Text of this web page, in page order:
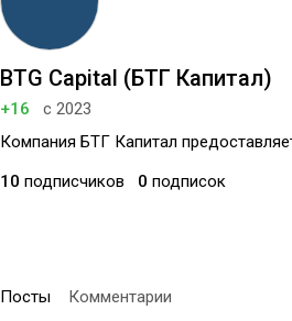
BTG Capital (БТГ Капитал)
+16
с 2023
Компания БТГ Капитал
10 подписчиков 0 подписок
Посты Комментарии